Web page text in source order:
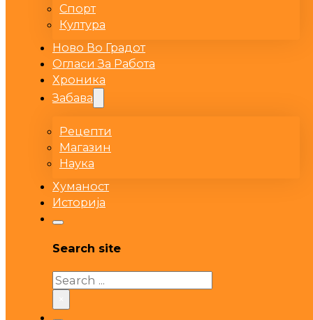
Спорт
Култура
Ново Во Градот
Огласи За Работа
Хроника
Забава
Рецепти
Магазин
Наука
Хуманост
Историја
Search site
Search